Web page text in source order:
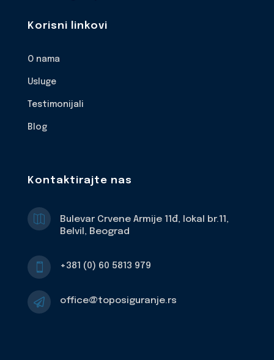
Korisni linkovi
O nama
Usluge
Testimonijali
Blog
Kontaktirajte nas

Bulevar Crvene Armije 11đ, lokal br.11,
Belvil, Beograd
 +381 (0) 60 5813 979
 office@toposiguranje.rs